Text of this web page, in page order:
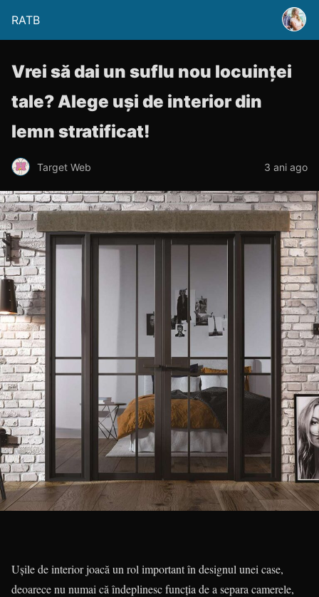
RATB
Vrei să dai un suflu nou locuinței
tale? Alege uși de interior din
lemn stratificat!
Target Web 3 ani ago
Ușile de interior joacă un rol important în designul unei case,
deoarece nu numai că îndeplinesc funcția de a separa camerele,